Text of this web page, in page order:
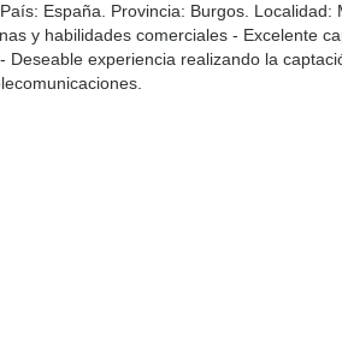
País: España. Provincia: Burgos. Localidad:
y habilidades comerciales - Excelente
Deseable experiencia realizando la